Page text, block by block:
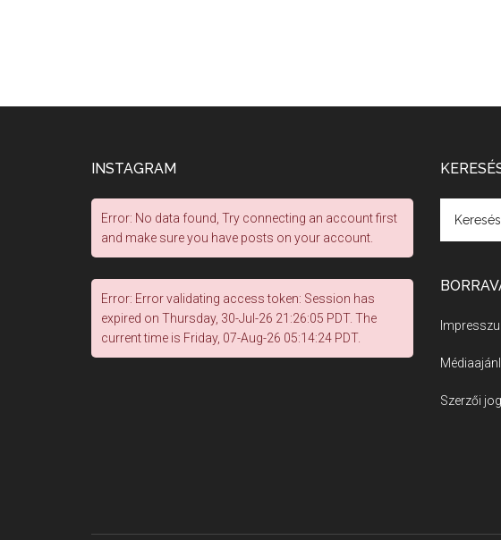
INSTAGRAM
Error: No data found, Try connecting an account first
and make sure you have posts on your account.
Error: Error validating access token: Session has
expired on Thursday, 30-Jul-26 21:26:05 PDT. The
current time is Friday, 07-Aug-26 05:14:24 PDT.
Szerzői